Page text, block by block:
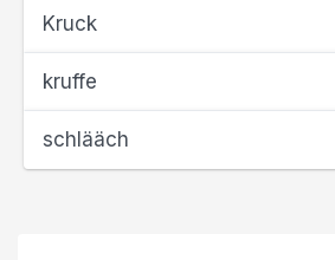
Kruck
kruffe
schlääch